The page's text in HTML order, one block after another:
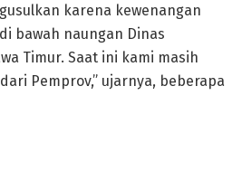
karena kewenangan
bawah naungan Dinas
Timur. Saat ini kami masih
Pemprov,” ujarnya, beberapa